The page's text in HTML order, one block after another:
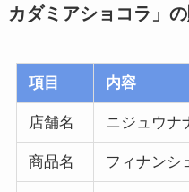
カダミアショコラ」
項目 内容
店舗名 ニジュウナ
商品名 フィナンシ